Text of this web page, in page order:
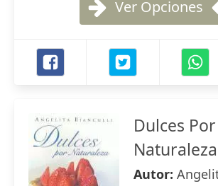
Ver Opciones
Dulces Por
Naturaleza
Autor: